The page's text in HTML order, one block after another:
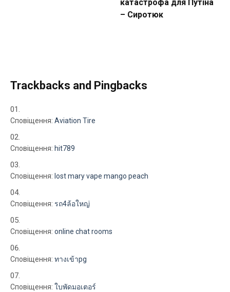
катастрофа для Путіна
– Сиротюк
Trackbacks and Pingbacks
Сповіщення: Aviation Tire
Сповіщення: hit789
Сповіщення: lost mary vape mango peach
Сповіщення: รถ4ล้อใหญ่
Сповіщення: online chat rooms
Сповіщення: ทางเข้าpg
Сповіщення: ใบพัดมอเตอร์